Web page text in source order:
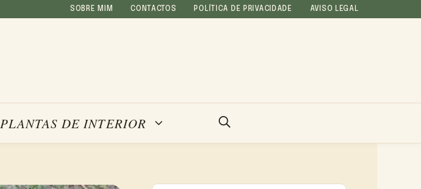
SOBRE MIM CONTACTOS POLÍTICA DE PRIVACIDADE AVISO LEGAL
PLANTAS DE INTERIOR